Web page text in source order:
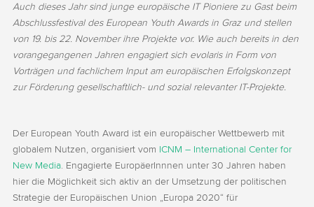
Auch dieses Jahr sind junge europäische IT Pioniere zu Gast beim
Abschlussfestival des European Youth Awards in Graz und stellen
von 19. bis 22. November ihre Projekte vor. Wie auch bereits in den
vorangegangenen Jahren engagiert sich evolaris in Form von
Vorträgen und fachlichem Input am europäischen Erfolgskonzept
zur Förderung gesellschaftlich- und sozial relevanter IT-Projekte.
Der European Youth Award ist ein europäischer Wettbewerb mit
globalem Nutzen, organisiert vom ICNM – International Center for
New Media. Engagierte EuropäerInnnen unter 30 Jahren haben
hier die Möglichkeit sich aktiv an der Umsetzung der politischen
Strategie der Europäischen Union „Europa 2020“ für